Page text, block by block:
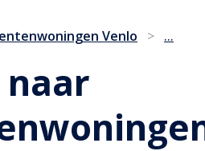
Venlo > ...
naar